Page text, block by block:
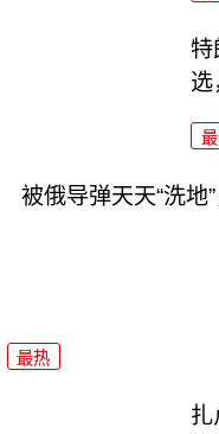
特
选
被俄导弹天天“洗地
最热
扎